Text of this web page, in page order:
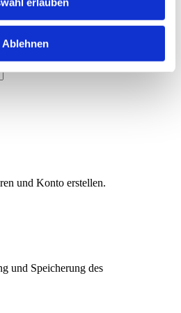
Ablehnen
OSA fortsetzen.
und Konto erstellen.
und Speicherung des